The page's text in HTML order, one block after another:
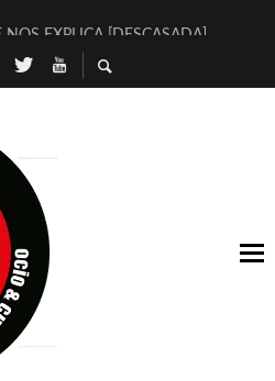
NOS EXPLICA [DESCASADA]
PUTOS SUEÑOS»
JAVIER CALVO Y JAVIER AMBROSSI
CORRIENDO A ARANDA
[LAS PALMERAS] (NOVELA
DE RODRIGO SOROGOYEN
HUMANES POR [EL LIBRO ROJO]
ARRABAL, ARRABEAUX